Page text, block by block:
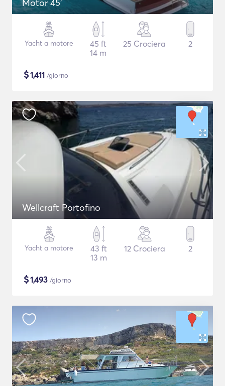
Motor 45'
Yacht a motore
45 ft
14 m
25 Crociera 2
$1,411 /giorno
Wellcraft Portofino
Yacht a motore
43 ft
13 m
12 Crociera 2
$1,493 /giorno